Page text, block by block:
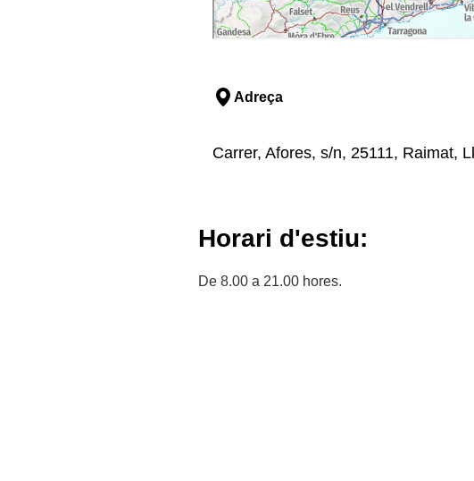
Adreça
Carrer, Afores, s/n, 25111, Raimat,
Horari d'estiu:
De 8.00 a 21.00 hores.